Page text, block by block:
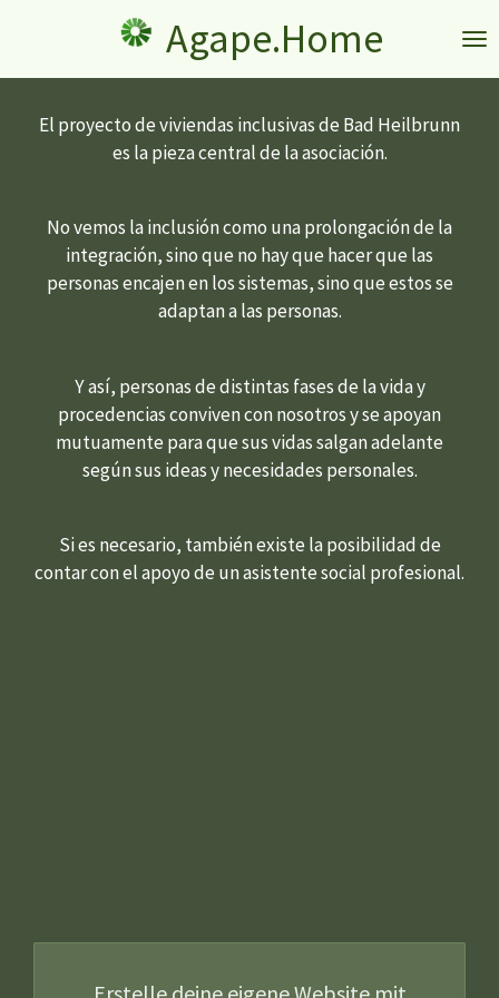
springen
Agape.Home
El proyecto de viviendas inclusivas de Bad Heilbrunn
es la pieza central de la asociación.
No vemos la inclusión como una prolongación de la
integración, sino que no hay que hacer que las
personas encajen en los sistemas, sino que estos se
adaptan a las personas.
Y así, personas de distintas fases de la vida y
procedencias conviven con nosotros y se apoyan
mutuamente para que sus vidas salgan adelante
según sus ideas y necesidades personales.
Si es necesario, también existe la posibilidad de
contar con el apoyo de un asistente social profesional.